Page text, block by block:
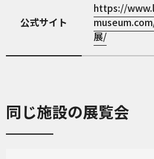
公式サイト
https://
展/
同じ施設の展覧会